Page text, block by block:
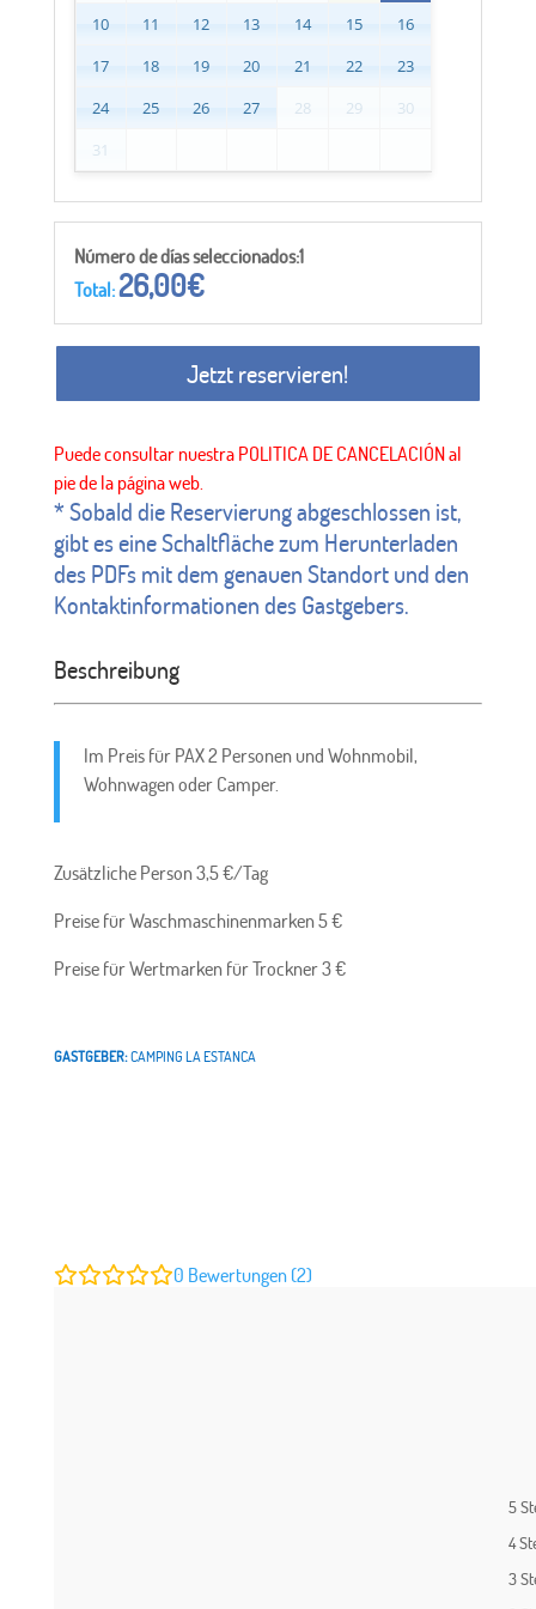
10 11 12 13 14 15
16
17
18 19 20 21 22
23
24
25 26 27 28 29
30
31
Número de días seleccionados:1
Total:26,00€
Jetzt reservieren!
* Sobald die Reservierung abgeschlossen ist,
gibt es eine Schaltfläche zum Herunterladen
des PDFs mit dem genauen Standort und den
Kontaktinformationen des Gastgebers.
Beschreibung
Im Preis für PAX 2 Personen und Wohnmobil,
Wohnwagen oder Camper.
Zusätzliche Person 3,5 €/Tag
Preise für Waschmaschinenmarken 5 €
Preise für Wertmarken für Trockner 3 €
GASTGEBER:CAMPING LA ESTANCA
0 Bewertungen (2)
5
4
3